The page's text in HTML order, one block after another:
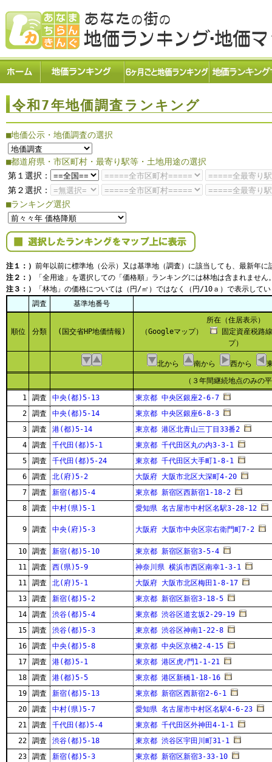
令和7年地価調査ランキング
■地価公示・地価調査の選択
■都道府県・市区町村・最寄り駅等・土地用途の選択
第１選択：
第２選択：
■ランキング選択
注１：） 前年以前に標準地（公示）又は基準地（調査）に該当しても、最新年
注２：）
「全用途」を選択しての「価格順」ランキングには林地は含まれません
注３：）
「林地」の価格については（円/㎡）ではなく（円/10ａ）で表示して
調査
基準地番号
順位 分類 (国交省HP地価情報)
所在（住居表示）
（Googleマップ）
固定資産税路
プ）
北から 南から 西から
（３年間継続地点のみの
1
調査 中央(都)5-13
東京都 中央区銀座2-6-7
2
調査 中央(都)5-14
東京都 中央区銀座6-8-3
3
調査 港(都)5-14
東京都 港区北青山三丁目33番2
4
調査 千代田(都)5-1
東京都 千代田区丸の内3-3-1
5
調査 千代田(都)5-24
東京都 千代田区大手町1-8-1
6
調査 北(府)5-2
大阪府 大阪市北区大深町4-20
7
調査 新宿(都)5-4
東京都 新宿区西新宿1-18-2
8
調査 中村(県)5-1 愛知県 名古屋市中村区名駅3-28-12
9 調査 中央(府)5-3 大阪府 大阪市中央区宗右衛門町7-2
10 調査 新宿(都)5-10
東京都 新宿区新宿3-5-4
11
調査 西(県)5-9
神奈川県 横浜市西区南幸1-3-1
11
調査 北(府)5-1
大阪府 大阪市北区梅田1-8-17
13
調査 新宿(都)5-2
東京都 新宿区新宿3-18-5
14
調査 渋谷(都)5-4
東京都 渋谷区道玄坂2-29-19
15
調査 渋谷(都)5-3
東京都 渋谷区神南1-22-8
16
調査 中央(都)5-8
東京都 中央区京橋2-4-15
17
調査 港(都)5-1
東京都 港区虎ﾉ門1-1-21
18
調査 港(都)5-5
東京都 港区新橋1-18-16
19
調査 新宿(都)5-13
東京都 新宿区西新宿2-6-1
20
調査 中村(県)5-7
愛知県 名古屋市中村区名駅4-6-23
21
調査 千代田(都)5-4
東京都 千代田区外神田4-1-1
22
調査 渋谷(都)5-18
東京都 渋谷区宇田川町31-1
23
調査 新宿(都)5-3
東京都 新宿区新宿3-33-10